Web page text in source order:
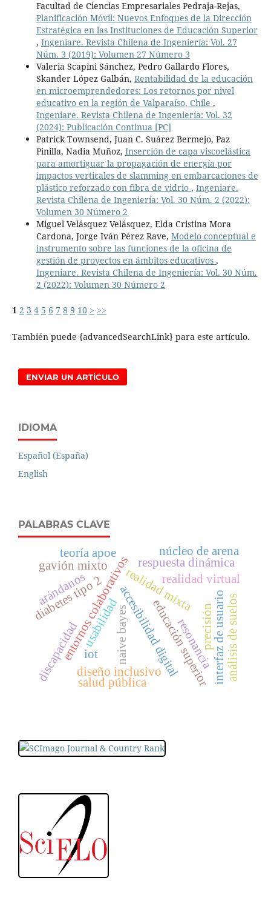
Facultad de Ciencias Empresariales Pedraja-Rejas,
Planificación Móvil: Nuevos Enfoques de la Dirección
Estratégica en las Instituciones de Educación Superior
, Ingeniare. Revista Chilena de Ingeniería: Vol. 27
Núm. 3 (2019): Volumen 27 Número 3
Valeria Scapini Sánchez, Pedro Gallardo Flores,
Skander López Galbán, Rentabilidad de la educación
en microemprendedores: Los retornos por nivel
educativo en la región de Valparaíso, Chile ,
Ingeniare. Revista Chilena de Ingeniería: Vol. 32
(2024): Publicación Continua [PC]
Patrick Townsend, Juan C. Suárez Bermejo, Paz
Pinilla, Nadia Muñoz, Inserción de capa viscoelástica
para amortiguar la propagación de energía por
impactos verticales de slamming en embarcaciones de
plástico reforzado con fibra de vidrio , Ingeniare.
Revista Chilena de Ingeniería: Vol. 30 Núm. 2 (2022):
Volumen 30 Número 2
Miguel Velásquez Velásquez, Elda Cristina Mora
Cardona, Jorge Iván Pérez Rave, Modelo conceptual e
instrumento sobre las funciones de la oficina de
gestión de proyectos en ámbitos educativos ,
Ingeniare. Revista Chilena de Ingeniería: Vol. 30 Núm.
2 (2022): Volumen 30 Número 2
1 2 3 4 5 6 7 8 9 10 > >>
También puede {advancedSearchLink} para este artículo.
ENVIAR UN ARTÍCULO
IDIOMA
Español (España)
English
PALABRAS CLAVE
realidad mixta
educación superior
entornos colaborativos realidad virtual
accesibilidad digital
diseño inclusivo interfaz de usuario
discapacidadusabilidad
diabetes tipo 2
naive bayes
salud pública
resonancia
respuesta dinámica
gavión mixto
núcleo de arena
análisis de suelos
teoría apoe
iot
arándanos
precisión